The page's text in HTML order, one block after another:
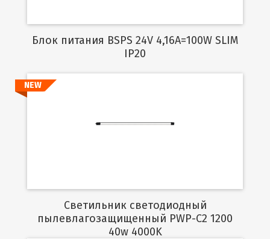
Блок питания BSPS 24V 4,16A=100W SLIM
IP20
NEW
Светильник светодиодный
пылевлагозащищенный PWP-C2 1200
40w 4000K